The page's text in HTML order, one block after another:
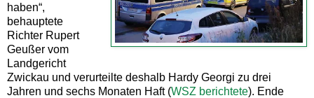
haben“,
behauptete
Richter Rupert
Geußer vom
Landgericht
Zwickau und verurteilte deshalb Hardy Georgi zu drei
Jahren und sechs Monaten Haft (WSZ berichtete). Ende